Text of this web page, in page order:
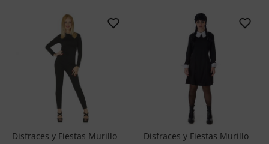
Disfraces y Fiestas Murillo Disfraces y Fiestas Murillo